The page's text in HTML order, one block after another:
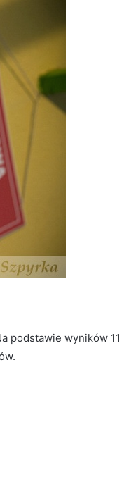
podstawie wyników 11